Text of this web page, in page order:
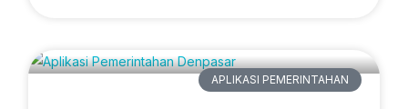
APLIKASI PEMERINTAHAN